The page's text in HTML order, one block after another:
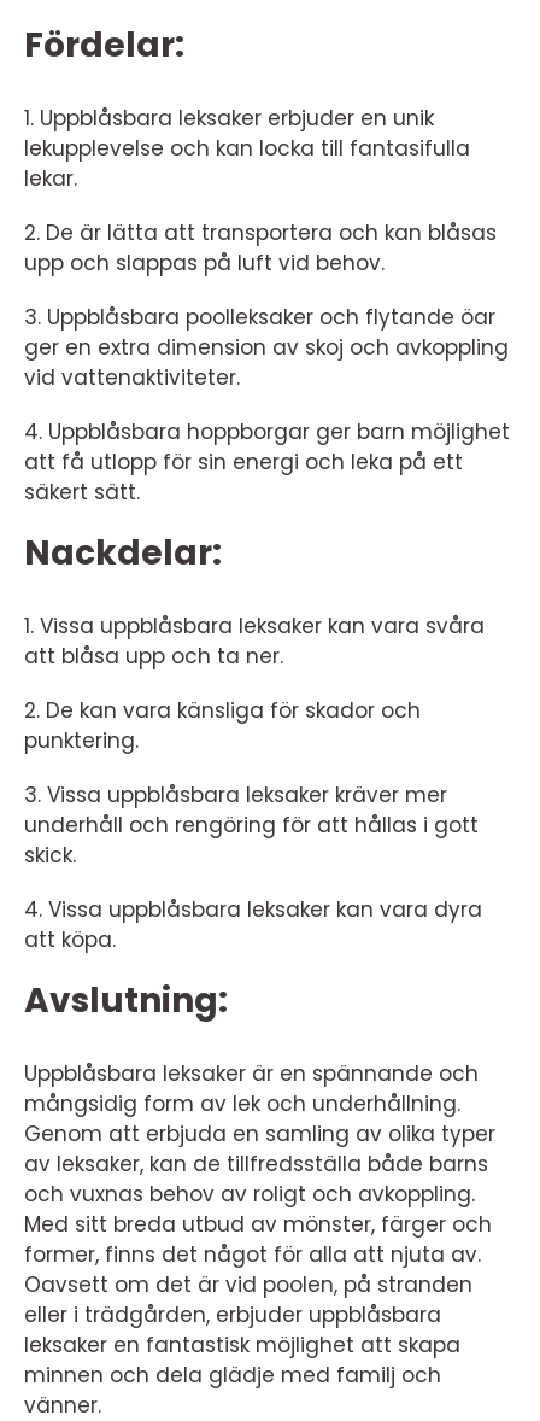
Fördelar:
1. Uppblåsbara leksaker erbjuder en unik
lekupplevelse och kan locka till fantasifulla
lekar.
2. De är lätta att transportera och kan blåsas
upp och slappas på luft vid behov.
3. Uppblåsbara poolleksaker och flytande öar
ger en extra dimension av skoj och avkoppling
vid vattenaktiviteter.
4. Uppblåsbara hoppborgar ger barn möjlighet
att få utlopp för sin energi och leka på ett
säkert sätt.
Nackdelar:
1. Vissa uppblåsbara leksaker kan vara svåra
att blåsa upp och ta ner.
2. De kan vara känsliga för skador och
punktering.
3. Vissa uppblåsbara leksaker kräver mer
underhåll och rengöring för att hållas i gott
skick.
4. Vissa uppblåsbara leksaker kan vara dyra
att köpa.
Avslutning:
Uppblåsbara leksaker är en spännande och
mångsidig form av lek och underhållning.
Genom att erbjuda en samling av olika typer
av leksaker, kan de tillfredsställa både barns
och vuxnas behov av roligt och avkoppling.
Med sitt breda utbud av mönster, färger och
former, finns det något för alla att njuta av.
Oavsett om det är vid poolen, på stranden
eller i trädgården, erbjuder uppblåsbara
leksaker en fantastisk möjlighet att skapa
minnen och dela glädje med familj och
vänner.